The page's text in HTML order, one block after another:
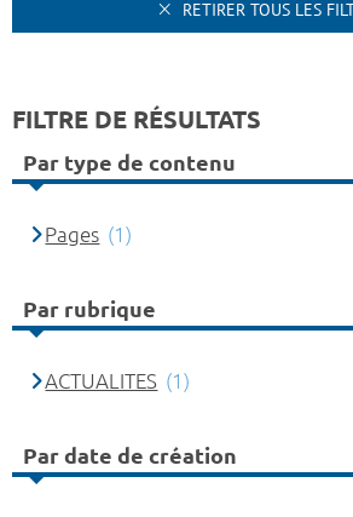
RETIRER TOUS LES
FILTRE DE RÉSULTATS
Par type de contenu
Pages (1)
Par rubrique
ACTUALITES (1)
Par date de création